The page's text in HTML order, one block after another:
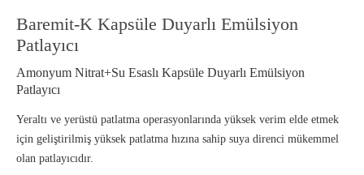
Baremit-K Kapsüle Duyarlı Emülsiyon
Patlayıcı
Amonyum Nitrat+Su Esaslı Kapsüle Duyarlı Emülsiyon
Patlayıcı
Yeraltı ve yerüstü patlatma operasyonlarında yüksek verim elde etmek
için geliştirilmiş yüksek patlatma hızına sahip suya direnci mükemmel
olan patlayıcıdır.